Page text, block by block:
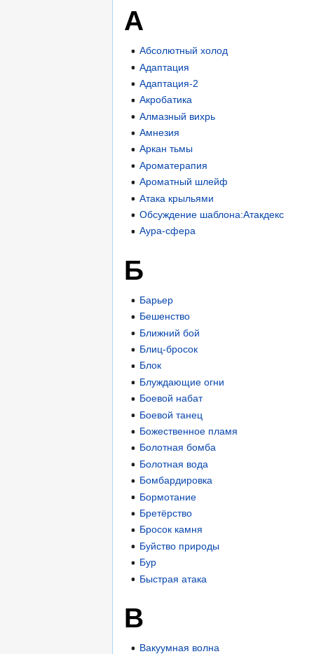
А
Абсолютный холод
Адаптация
Адаптация-2
Акробатика
Алмазный вихрь
Амнезия
Аркан тьмы
Ароматерапия
Ароматный шлейф
Атака крыльями
Обсуждение шаблона:Атакдекс
Аура-сфера
Б
Барьер
Бешенство
Ближний бой
Блиц-бросок
Блок
Блуждающие огни
Боевой набат
Боевой танец
Божественное пламя
Болотная бомба
Болотная вода
Бомбардировка
Бормотание
Бретёрство
Бросок камня
Буйство природы
Бур
Быстрая атака
В
Вакуумная волна